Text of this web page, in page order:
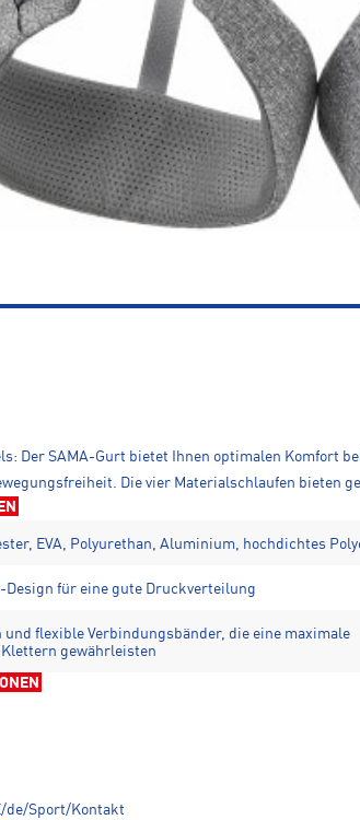
Der SAMA-Gurt bietet Ihnen optimalen
Die vier Materialschlaufen bieten
EVA, Polyurethan, Aluminium, hochdichtes
Design für eine gute Druckverteilung
und flexible Verbindungsbänder, die eine maximale
gewährleisten
de/Sport/Kontakt